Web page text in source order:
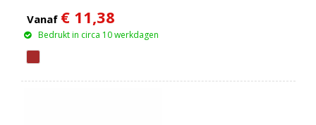
poorten
Vanaf € 11,38
Bedrukt in circa 10 werkdagen